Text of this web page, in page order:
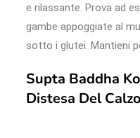
e rilassante. Prova ad
gambe appoggiate al
sotto i glutei. Mantieni
Supta Baddha
Distesa Del